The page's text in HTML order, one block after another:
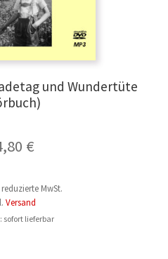
und Wundertüte
€
MwSt.
Versand
sofort lieferbar